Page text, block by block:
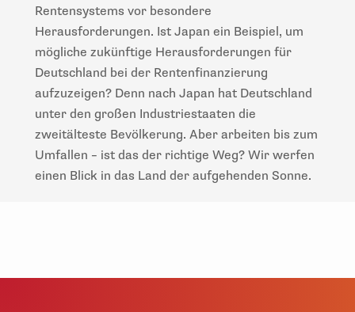
Rentensystems vor besondere
Herausforderungen. Ist Japan ein Beispiel, um
mögliche zukünftige Herausforderungen für
Deutschland bei der Rentenfinanzierung
aufzuzeigen? Denn nach Japan hat Deutschland
unter den großen Industriestaaten die
zweitälteste Bevölkerung. Aber arbeiten bis zum
Umfallen – ist das der richtige Weg? Wir werfen
einen Blick in das Land der aufgehenden Sonne.